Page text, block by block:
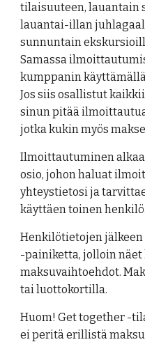
tilaisuuteen, lauantain
lauantai-illan
sunnuntain
Samassa
kumppanin
Jos siis osallistut
sinun pitää
jotka kukin myös
Ilmoittautuminen
osio, johon haluat
yhteystietosi ja
käyttäen toinen henkilö.
Henkilötietojen
-painiketta, jolloin näet
maksuvaihtoehdot.
tai luottokortilla.
Huom! Get together -
ei peritä erillistä